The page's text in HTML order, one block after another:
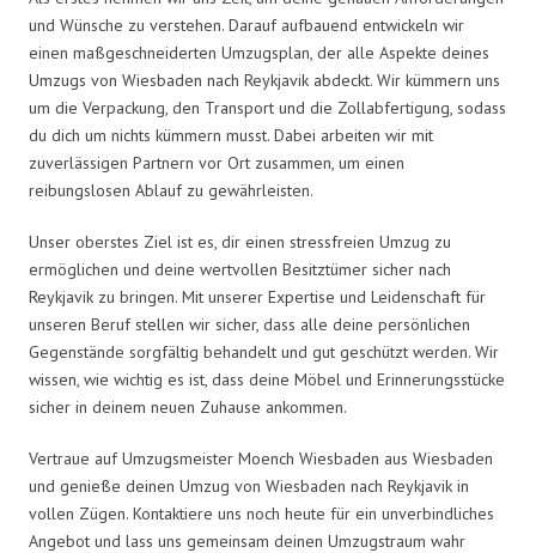
und Wünsche zu verstehen. Darauf aufbauend entwickeln wir
einen maßgeschneiderten Umzugsplan, der alle Aspekte deines
Umzugs von Wiesbaden nach Reykjavik abdeckt. Wir kümmern uns
um die Verpackung, den Transport und die Zollabfertigung, sodass
du dich um nichts kümmern musst. Dabei arbeiten wir mit
zuverlässigen Partnern vor Ort zusammen, um einen
reibungslosen Ablauf zu gewährleisten.
Unser oberstes Ziel ist es, dir einen stressfreien Umzug zu
ermöglichen und deine wertvollen Besitztümer sicher nach
Reykjavik zu bringen. Mit unserer Expertise und Leidenschaft für
unseren Beruf stellen wir sicher, dass alle deine persönlichen
Gegenstände sorgfältig behandelt und gut geschützt werden. Wir
wissen, wie wichtig es ist, dass deine Möbel und Erinnerungsstücke
sicher in deinem neuen Zuhause ankommen.
Vertraue auf Umzugsmeister Moench Wiesbaden aus Wiesbaden
und genieße deinen Umzug von Wiesbaden nach Reykjavik in
vollen Zügen. Kontaktiere uns noch heute für ein unverbindliches
Angebot und lass uns gemeinsam deinen Umzugstraum wahr